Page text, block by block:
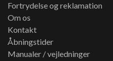
Fortrydelse og reklamation
Om os
Kontakt
Åbningstider
Manualer / vejledninger